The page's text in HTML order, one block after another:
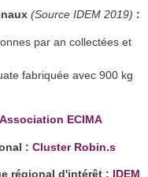
(Source IDEM 2019) :
par an collectées et
fabriquée avec 900 kg
Association ECIMA
: Cluster Robin.s
régional d'intérêt : IDEM